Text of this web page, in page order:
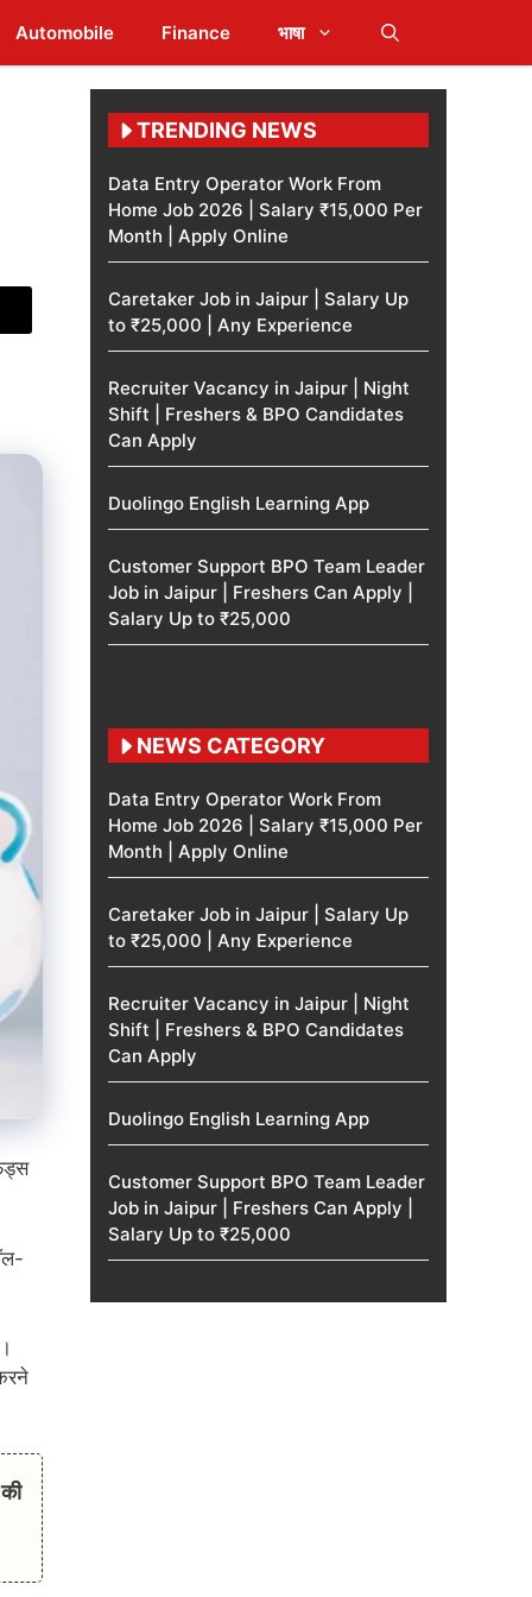
Automobile Finance भाषा
TRENDING NEWS
Data Entry Operator Work From
Home Job 2026 | Salary ₹15,000 Per
Month | Apply Online
Caretaker Job in Jaipur | Salary Up
to ₹25,000 | Any Experience
Recruiter Vacancy in Jaipur | Night
Shift | Freshers & BPO Candidates
Can Apply
Duolingo English Learning App
Customer Support BPO Team Leader
Job in Jaipur | Freshers Can Apply |
Salary Up to ₹25,000
NEWS CATEGORY
Data Entry Operator Work From
Home Job 2026 | Salary ₹15,000 Per
Month | Apply Online
Caretaker Job in Jaipur | Salary Up
to ₹25,000 | Any Experience
Recruiter Vacancy in Jaipur | Night
Shift | Freshers & BPO Candidates
Can Apply
Duolingo English Learning App
Customer Support BPO Team Leader
Job in Jaipur | Freshers Can Apply |
Salary Up to ₹25,000